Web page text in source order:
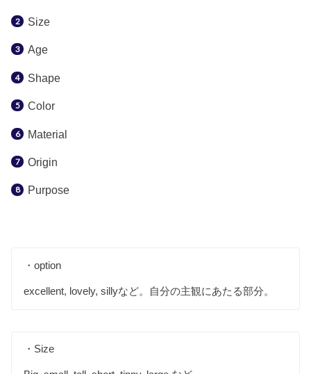
Size
Age
Shape
Color
Material
Origin
Purpose
・option
excellent, lovely, sillyなど。自分の主観にあたる部分。
・Size